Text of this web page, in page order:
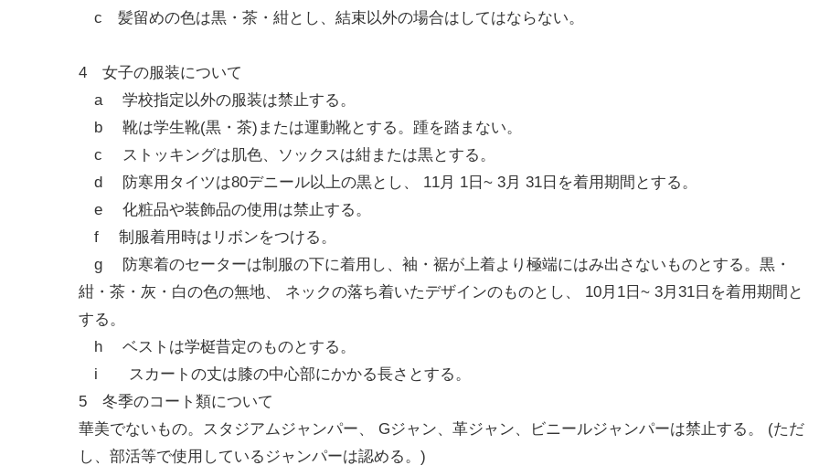
c 髪留めの色は黒・茶・紺とし、結束以外の場合はしてはならない。
4 女子の服装について
a 学校指定以外の服装は禁止する。
b 靴は学生靴(黒・茶)または運動靴とする。踵を踏まない。
c ストッキングは肌色、ソックスは紺または黒とする。
d 防寒用タイツは80デニール以上の黒とし、 11月 1日~ 3月 31日を着用期間とする。
e 化粧品や装飾品の使用は禁止する。
f 制服着用時はリボンをつける。
g 防寒着のセーターは制服の下に着用し、袖・裾が上着より極端にはみ出さないものとする。黒・
紺・茶・灰・白の色の無地、 ネックの落ち着いたデザインのものとし、 10月1日~ 3月31日を着用期間と
する。
h ベストは学梃昔定のものとする。
i スカートの丈は膝の中心部にかかる長さとする。
5 冬季のコート類について
華美でないもの。スタジアムジャンパー、 Gジャン、革ジャン、ビニールジャンパーは禁止する。 (ただ
し、部活等で使用しているジャンパーは認める。)